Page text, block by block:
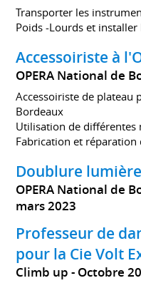
Transporter les
Poids -Lourds et
Accessoiriste à
OPERA National de
Accessoiriste de plateau
Bordeaux
Utilisation de différentes
Fabrication et réparation
Doublure
OPERA National de
mars 2023
Professeur de
pour la Cie Volt
Climb up Octobre